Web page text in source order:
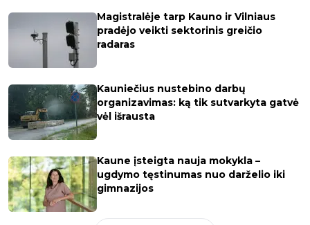
Magistralėje tarp Kauno ir Vilniaus
pradėjo veikti sektorinis greičio
radaras
Kauniečius nustebino darbų
organizavimas: ką tik sutvarkyta gatvė
vėl išrausta
Kaune įsteigta nauja mokykla –
ugdymo tęstinumas nuo darželio iki
gimnazijos